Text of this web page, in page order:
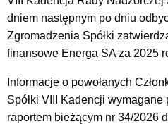
dniem następnym po dniu
Zgromadzenia Spółki
finansowe Energa SA za 2025
Informacje o powołanych
Spółki VIII Kadencji wymagane
raportem bieżącym nr 34/2026